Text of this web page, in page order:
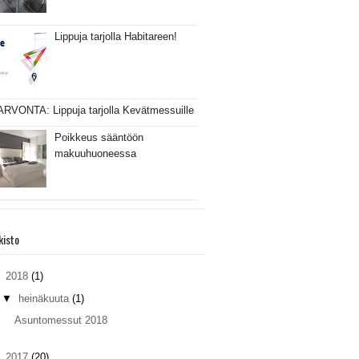
Lippuja tarjolla Habitareen!
Lippuja tarjolla Kevätmessuille
Poikkeus sääntöön
makuuhuoneessa
2018 (1)
▼ heinäkuuta (1)
Asuntomessut 2018
2017 (20)